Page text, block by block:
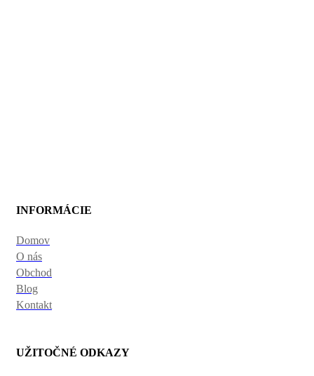
INFORMÁCIE
Domov
O nás
Obchod
Blog
Kontakt
UŽITOČNÉ ODKAZY